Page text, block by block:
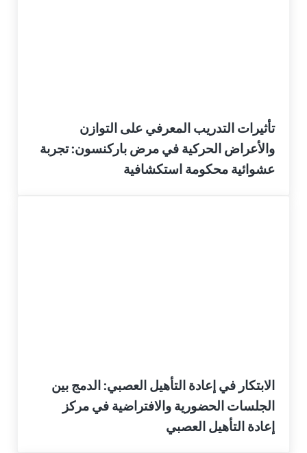
تأثيرات التدريب المعرفي على التوازن
والأعراض الحركية في مرض باركنسون: تجربة
عشوائية محكومة استكشافية
الابتكار في إعادة التأهيل العصبي: الدمج بين
الجلسات الحضورية والافتراضية في مركز
إعادة التأهيل العصبي